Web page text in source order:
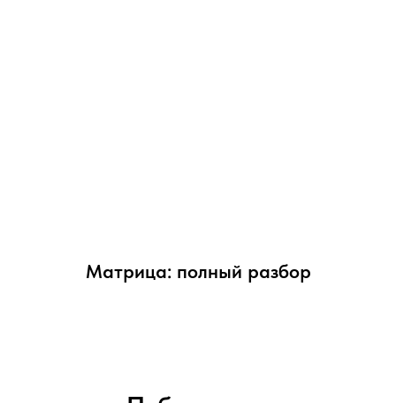
Матрица: полный разбор